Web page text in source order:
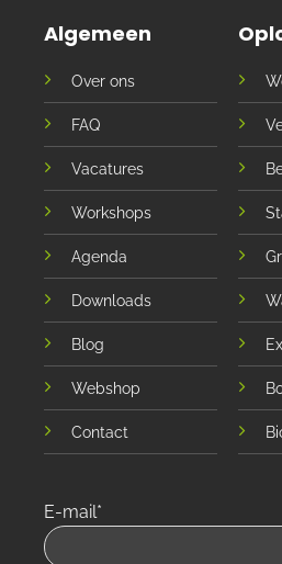
Algemeen
Over ons
FAQ
Vacatures
Workshops
Agenda
Downloads
Blog
Webshop
Contact
E-mail*